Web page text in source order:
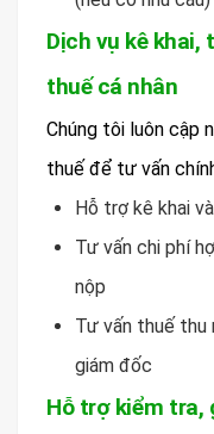
Dịch vụ kê khai,
thuế cá nhân
Chúng tôi luôn cập
thuế để tư vấn
Hỗ trợ kê khai
Tư vấn chi phí
nộp
Tư vấn thuế thu
giám đốc
Hỗ trợ kiểm tra,